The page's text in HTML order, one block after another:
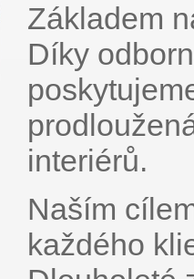
Základem
Díky
interiérů.
Naším
každého